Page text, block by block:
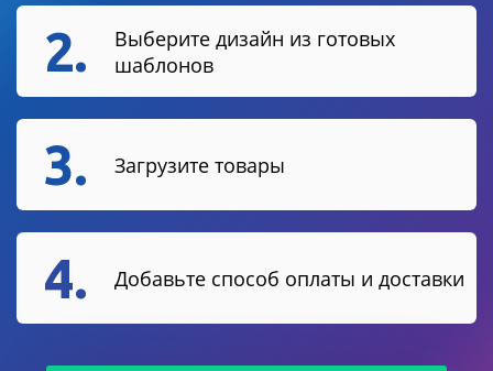
2.
Выберите дизайн из готовых
шаблонов
3. Загрузите товары
4. Добавьте способ оплаты и доставки